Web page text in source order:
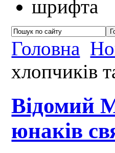
Головна
хлопчиків
Відомий
юнаків